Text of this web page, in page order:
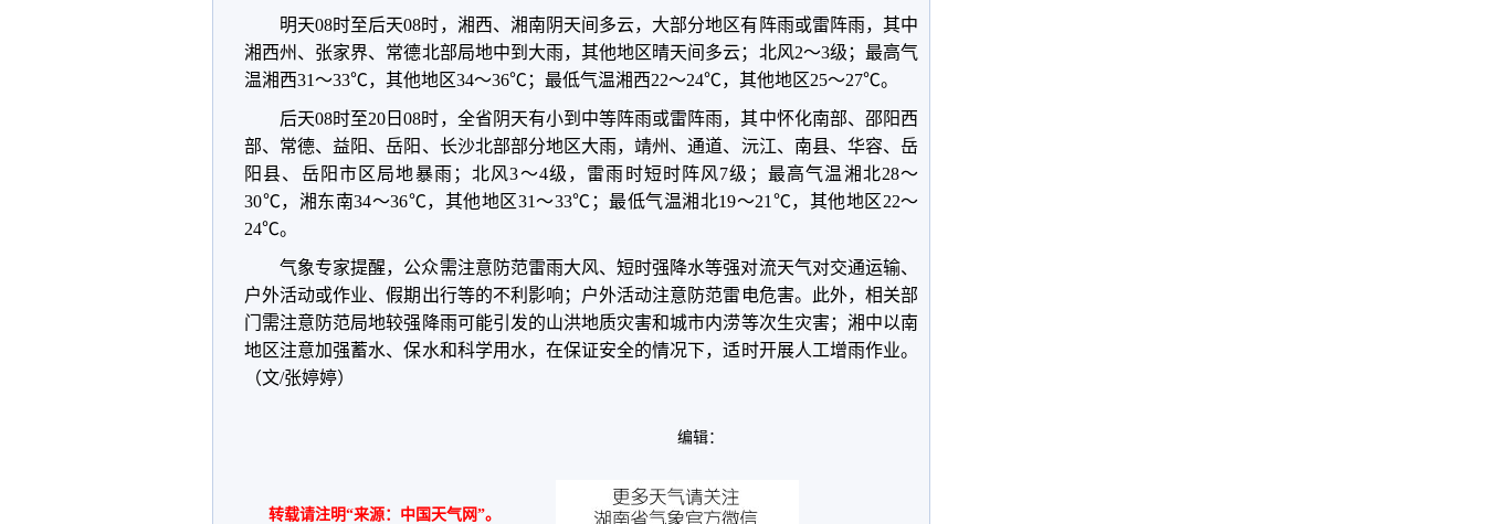
明天08时至后天08时，湘西、湘南阴天间多云，大部分地区有阵雨或雷阵雨，其中
湘西州、张家界、常德北部局地中到大雨，其他地区晴天间多云；北风2～3级；最高气
温湘西31～33℃，其他地区34～36℃；最低气温湘西22～24℃，其他地区25～27℃。
后天08时至20日08时，全省阴天有小到中等阵雨或雷阵雨，其中怀化南部、邵阳西
部、常德、益阳、岳阳、长沙北部部分地区大雨，靖州、通道、沅江、南县、华容、岳
阳县、岳阳市区局地暴雨；北风3～4级，雷雨时短时阵风7级；最高气温湘北28～
30℃，湘东南34～36℃，其他地区31～33℃；最低气温湘北19～21℃，其他地区22～
24℃。
气象专家提醒，公众需注意防范雷雨大风、短时强降水等强对流天气对交通运输、
户外活动或作业、假期出行等的不利影响；户外活动注意防范雷电危害。此外，相关部
门需注意防范局地较强降雨可能引发的山洪地质灾害和城市内涝等次生灾害；湘中以南
地区注意加强蓄水、保水和科学用水，在保证安全的情况下，适时开展人工增雨作业。
（文/张婷婷）
编辑：
转载请注明“来源：中国天气网”。